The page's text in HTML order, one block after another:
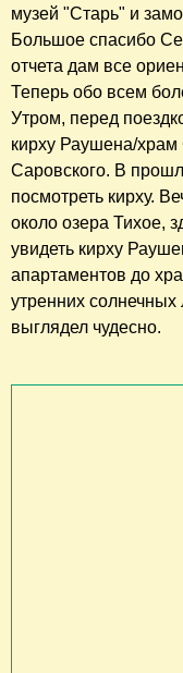
музей "Старь" и
Большое спасибо
отчета дам все
Теперь обо всем
Утром, перед
кирху Раушена/
Саровского. В
посмотреть кирху.
около озера Тихое,
увидеть кирху
апартаментов до
утренних
выглядел чудесно.